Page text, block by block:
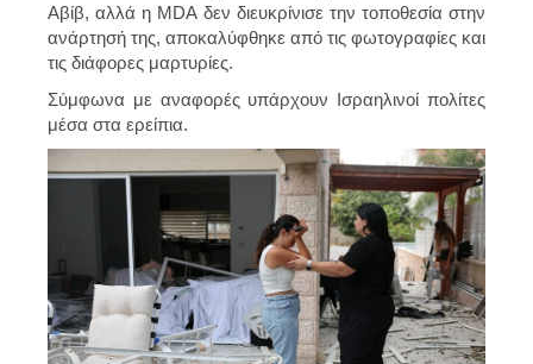
Αβίβ, αλλά η MDA δεν διευκρίνισε την τοποθεσία στην
ανάρτησή της, αποκαλύφθηκε από τις φωτογραφίες και
τις διάφορες μαρτυρίες.
Σύμφωνα με αναφορές υπάρχουν Ισραηλινοί πολίτες
μέσα στα ερείπια.